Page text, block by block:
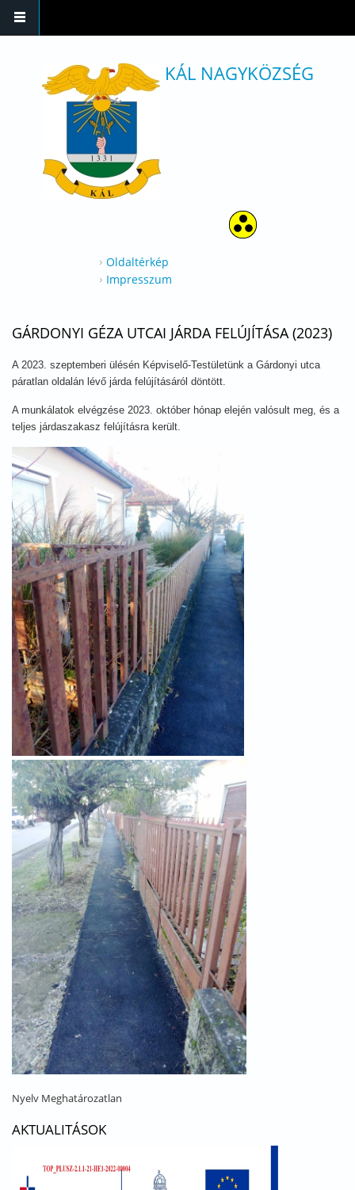
KÁL NAGYKÖZSÉG
Oldaltérkép
Impresszum
GÁRDONYI GÉZA UTCAI JÁRDA FELÚJÍTÁSA (2023)
A 2023. szeptemberi ülésén Képviselő-Testületünk a Gárdonyi utca
páratlan oldalán lévő járda felújításáról döntött.
A munkálatok elvégzése 2023. október hónap elején valósult meg, és a
teljes járdaszakasz felújításra került.
Nyelv Meghatározatlan
AKTUALITÁSOK